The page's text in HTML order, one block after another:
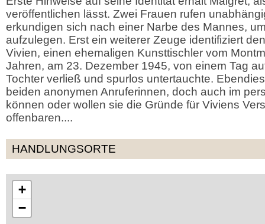
veröffentlichen lässt. Zwei Frauen rufen
erkundigen sich nach einer Narbe des Mannes,
aufzulegen. Erst ein weiterer Zeuge identifiziert
Vivien, einen ehemaligen Kunsttischler vom
Jahren, am 23. Dezember 1945, von einem Tag
Tochter verließ und spurlos untertauchte.
beiden anonymen Anruferinnen, doch auch im
können oder wollen sie die Gründe für Viviens
offenbaren....
HANDLUNGSORTE
+
−